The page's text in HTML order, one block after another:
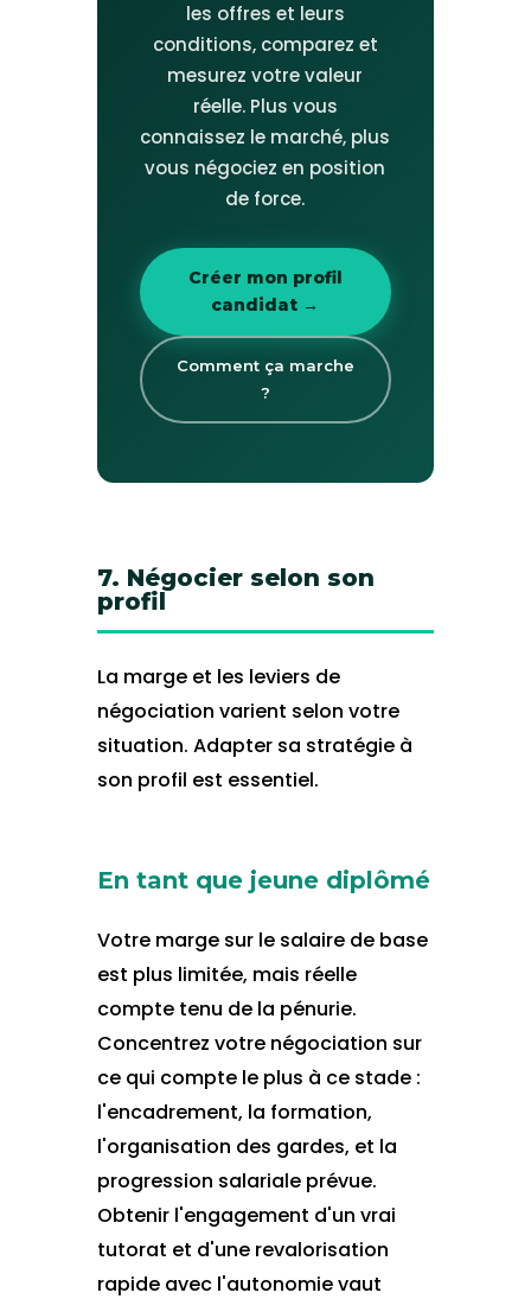
les offres et leurs
conditions, comparez et
mesurez votre valeur
réelle. Plus vous
connaissez le marché, plus
vous négociez en position
de force.
Créer mon profil
candidat →
Comment ça marche
?
7. Négocier selon son
profil
La marge et les leviers de
négociation varient selon votre
situation. Adapter sa stratégie à
son profil est essentiel.
En tant que jeune diplômé
Votre marge sur le salaire de base
est plus limitée, mais réelle
compte tenu de la pénurie.
Concentrez votre négociation sur
ce qui compte le plus à ce stade :
l'encadrement, la formation,
l'organisation des gardes, et la
progression salariale prévue.
Obtenir l'engagement d'un vrai
tutorat et d'une revalorisation
rapide avec l'autonomie vaut